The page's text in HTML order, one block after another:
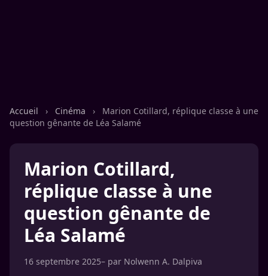
Accueil › Cinéma ›
Marion Cotillard, réplique classe à une
question gênante de Léa Salamé
Marion Cotillard,
réplique classe à une
question gênante de
Léa Salamé
16 septembre 2025– par Nolwenn A. Dalpiva